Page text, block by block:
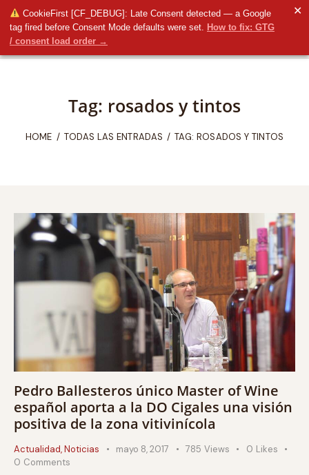
CookieFirst [CF_DEBUG]: Late Consent detected — a Google
tag fired before Consent Mode defaults were set. How to fix: GTG
/ consent load order →
✕
Tag: rosados y tintos
HOME TODAS LAS ENTRADAS TAG: ROSADOS Y TINTOS
Pedro Ballesteros único Master of Wine
español aporta a la DO Cigales una visión
positiva de la zona vitivinícola
Actualidad,Noticias mayo 8, 2017 785 Views 0 Likes
0 Comments